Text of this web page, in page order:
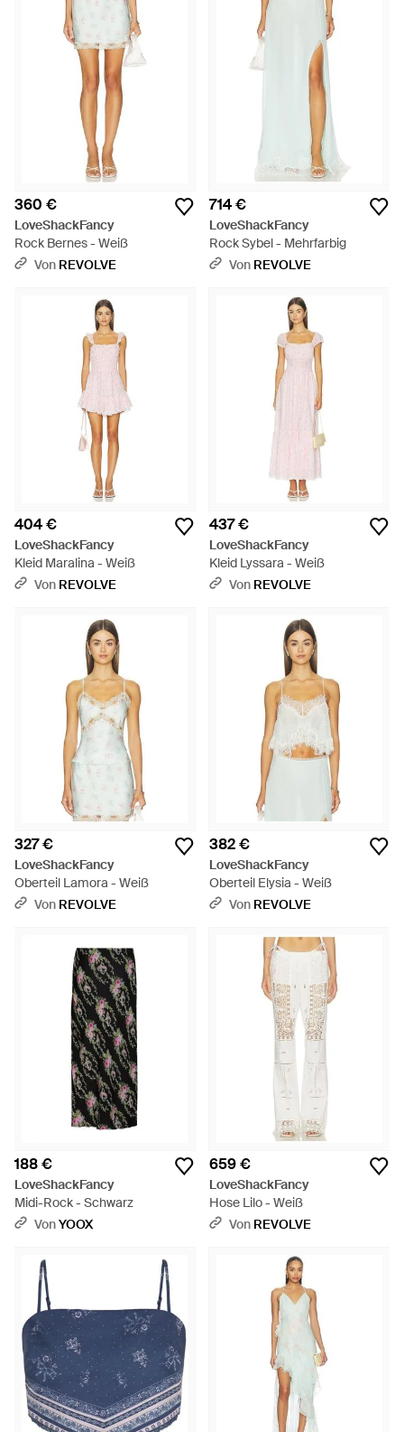
360 €
LoveShackFancy
Rock Bernes - Weiß
Von REVOLVE
714 €
LoveShackFancy
Rock Sybel - Mehrfarbig
Von REVOLVE
404 €
LoveShackFancy
Kleid Maralina - Weiß
Von REVOLVE
437 €
LoveShackFancy
Kleid Lyssara - Weiß
Von REVOLVE
327 €
LoveShackFancy
Oberteil Lamora - Weiß
Von REVOLVE
382 €
LoveShackFancy
Oberteil Elysia - Weiß
Von REVOLVE
188 €
LoveShackFancy
Midi-Rock - Schwarz
VonYOOX
659 €
LoveShackFancy
Hose Lilo - Weiß
Von REVOLVE